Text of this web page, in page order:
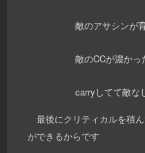
敵のアサシンが育
敵のCCが濃かっ
carryしてて敵なし
最後にクリティカルを積
ができるからです